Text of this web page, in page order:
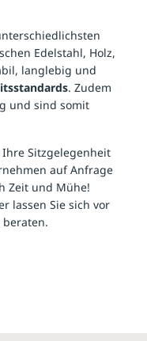
Edelstahl, Holz,
langlebig und
. Zudem
und sind somit
Sitzgelegenheit
auf Anfrage
Zeit und Mühe!
lassen Sie sich vor